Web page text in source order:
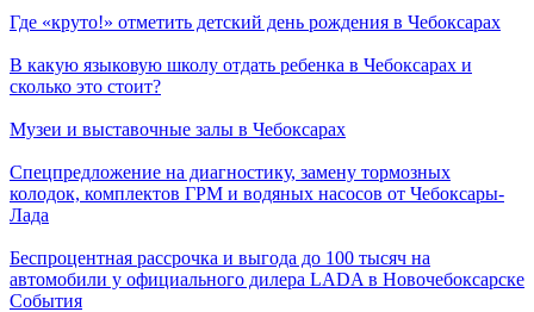
Где «круто!» отметить детский день рождения в Чебоксарах
В какую языковую школу отдать ребенка в Чебоксарах и
сколько это стоит?
Музеи и выставочные залы в Чебоксарах
Спецпредложение на диагностику, замену тормозных
колодок, комплектов ГРМ и водяных насосов от Чебоксары-
Лада
Беспроцентная рассрочка и выгода до 100 тысяч на
автомобили у официального дилера LADA в Новочебоксарске
События